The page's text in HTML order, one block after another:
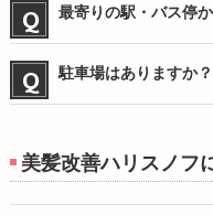
最寄りの駅・バス停
駐車場はありますか？
美髪改善ハリスノフ